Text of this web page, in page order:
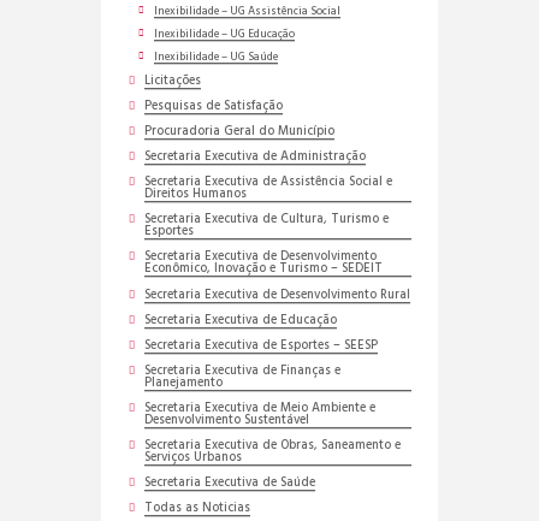
Inexibilidade – UG Assistência Social
Inexibilidade – UG Educação
Inexibilidade – UG Saúde
Licitações
Pesquisas de Satisfação
Procuradoria Geral do Município
Secretaria Executiva de Administração
Secretaria Executiva de Assistência Social e
Direitos Humanos
Secretaria Executiva de Cultura, Turismo e
Esportes
Secretaria Executiva de Desenvolvimento
Econômico, Inovação e Turismo – SEDEIT
Secretaria Executiva de Desenvolvimento Rural
Secretaria Executiva de Educação
Secretaria Executiva de Esportes – SEESP
Secretaria Executiva de Finanças e
Planejamento
Secretaria Executiva de Meio Ambiente e
Desenvolvimento Sustentável
Secretaria Executiva de Obras, Saneamento e
Serviços Urbanos
Secretaria Executiva de Saúde
Todas as Noticias